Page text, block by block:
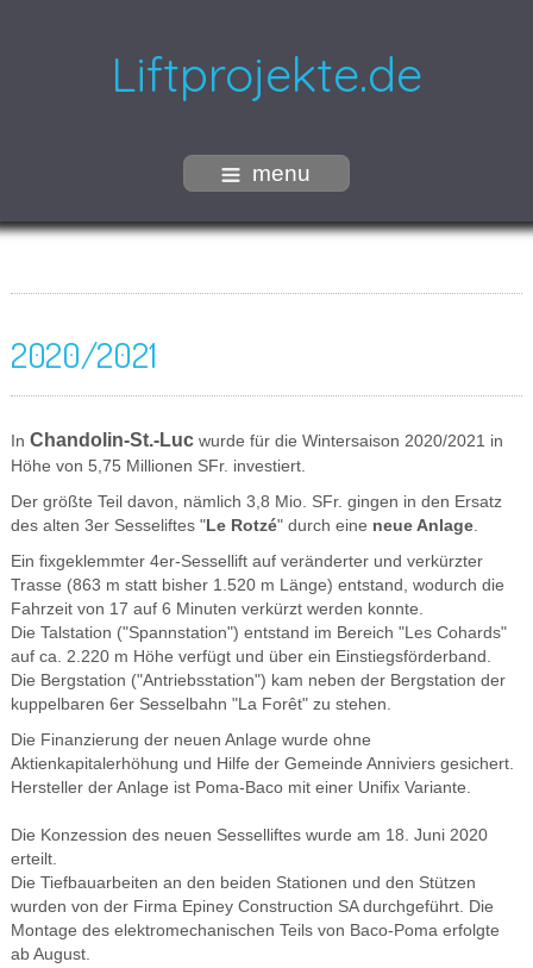
Liftprojekte.de
menu
2020/2021
In Chandolin-St.-Luc wurde für die Wintersaison 2020/2021 in
Höhe von 5,75 Millionen SFr. investiert.
Der größte Teil davon, nämlich 3,8 Mio. SFr. gingen in den Ersatz
des alten 3er Sesseliftes "Le Rotzé" durch eine neue Anlage.
Ein fixgeklemmter 4er-Sessellift auf veränderter und verkürzter
Trasse (863 m statt bisher 1.520 m Länge) entstand, wodurch die
Fahrzeit von 17 auf 6 Minuten verkürzt werden konnte.
Die Talstation ("Spannstation") entstand im Bereich "Les Cohards"
auf ca. 2.220 m Höhe verfügt und über ein Einstiegsförderband.
Die Bergstation ("Antriebsstation") kam neben der Bergstation der
kuppelbaren 6er Sesselbahn "La Forêt" zu stehen.
Die Finanzierung der neuen Anlage wurde ohne
Aktienkapitalerhöhung und Hilfe der Gemeinde Anniviers gesichert.
Hersteller der Anlage ist Poma-Baco mit einer Unifix Variante.
Die Konzession des neuen Sesselliftes wurde am 18. Juni 2020
erteilt.
Die Tiefbauarbeiten an den beiden Stationen und den Stützen
wurden von der Firma Epiney Construction SA durchgeführt. Die
Montage des elektromechanischen Teils von Baco-Poma erfolgte
ab August.